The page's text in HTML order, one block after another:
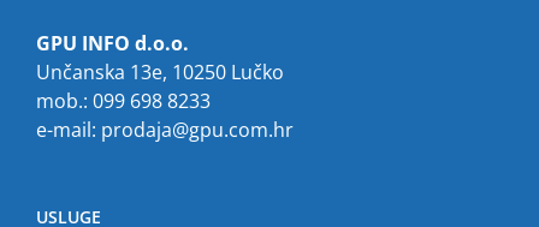
GPU INFO d.o.o.
Unčanska 13e, 10250 Lučko
mob.: 099 698 8233
e-mail: prodaja@gpu.com.hr
USLUGE